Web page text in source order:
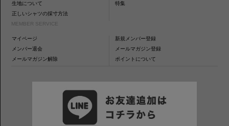
生地について
特集
正しいシャツの採寸方法
MEMBER SERVICE
マイページ
新規メンバー登録
メンバー退会
メールマガジン登録
メールマガジン解除
ポイントについて